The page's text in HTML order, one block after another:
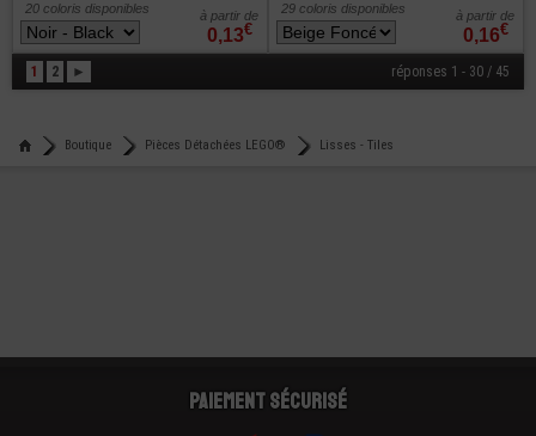
0,13€
à partir de
20 coloris disponibles
0,16€
à partir de
29 coloris disponibles
1 2 ► réponses 1 - 30 / 45
Boutique Pièces Détachées LEGO® Lisses - Tiles
Paiement sécurisé